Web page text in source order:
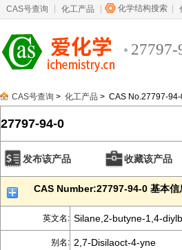
CAS号查询 化工产品 化学结构搜索
27797-
CAS号查询 > 化工产品 > CAS No.27797-94-
27797-94-0
发布该产品 收藏该产品
CAS Number:27797-94-0 基本信
英文名: Silane,2-butyne-1,4-
别名: 2,7-Disilaoct-4-yne